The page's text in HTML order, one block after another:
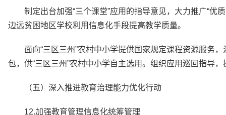
制定出台加强“三个课堂”应用的指导意见，大力推广“优
边远贫困地区学校利用信息化手段提高教学质量。
面向“三区三州”农村中小学提供国家规定课程资源服务
包，供“三区三州”农村中小学自主选用。组织应用巡回指导
（五）深入推进教育治理能力优化行动
12.加强教育管理信息化统筹管理